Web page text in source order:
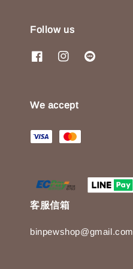
Follow us
We accept
客服信箱
binpewshop@gmail.com